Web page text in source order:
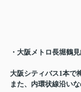
・大阪メトロ長堀鶴
大阪シティバス1本で
また、内環状線沿い